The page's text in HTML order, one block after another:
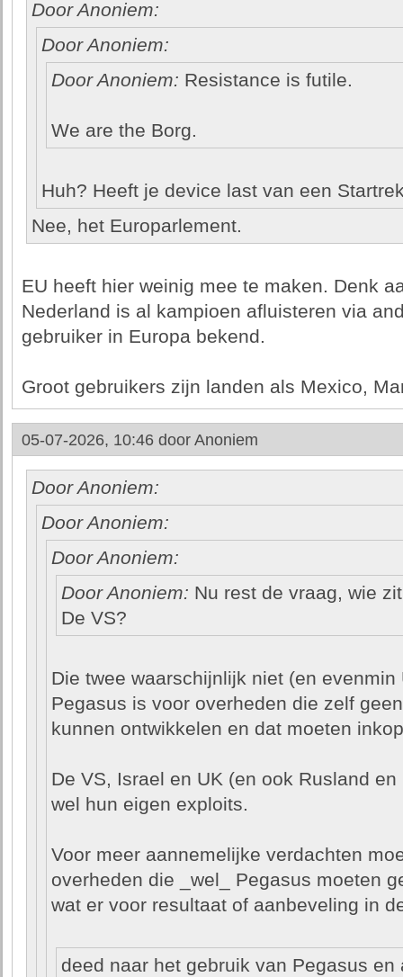
Door Anoniem:
Door Anoniem:
Door Anoniem: Resistance is futile.
We are the Borg.
Huh? Heeft je device last van een
Nee, het Europarlement.
EU heeft hier weinig mee te maken. Denk
Nederland is al kampioen afluisteren via
gebruiker in Europa bekend.
Groot gebruikers zijn landen als Mexico,
05-07-2026, 10:46 door Anoniem
Door Anoniem:
Door Anoniem:
Door Anoniem:
Door Anoniem: Nu rest de vraag, wie
De VS?
Die twee waarschijnlijk niet (en evenmin
Pegasus is voor overheden die zelf
kunnen ontwikkelen en dat moeten
De VS, Israel en UK (en ook Rusland
wel hun eigen exploits.
Voor meer aannemelijke verdachten
overheden die _wel_ Pegasus moeten
wat er voor resultaat of aanbeveling in
deed naar het gebruik van Pegasus en